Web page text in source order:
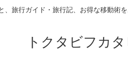
、旅行ガイド・旅行記、お得な移動術
トクタビフカ